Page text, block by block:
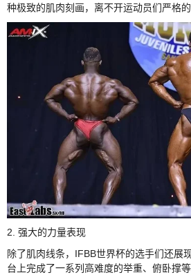
种极致的肌肉刻画，离不开运动员们严格的
2. 强大的力量表现
除了肌肉线条，IFBB世界杯的选手们还展
台上完成了一系列高难度的举重、俯卧撑